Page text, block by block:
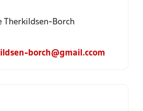
Therkildsen-Borch
borch@gmail.ccom